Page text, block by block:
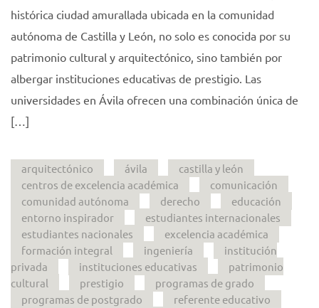
histórica ciudad amurallada ubicada en la comunidad
autónoma de Castilla y León, no solo es conocida por su
patrimonio cultural y arquitectónico, sino también por
albergar instituciones educativas de prestigio. Las
universidades en Ávila ofrecen una combinación única de
[…]
arquitectónico ávila
castilla y león
centros de excelencia académica
comunicación
comunidad autónoma
derecho
educación
entorno inspirador
estudiantes internacionales
estudiantes nacionales
excelencia académica
formación integral
ingeniería
institución
privada
instituciones educativas
patrimonio
cultural
prestigio
programas de grado
programas de postgrado
referente educativo